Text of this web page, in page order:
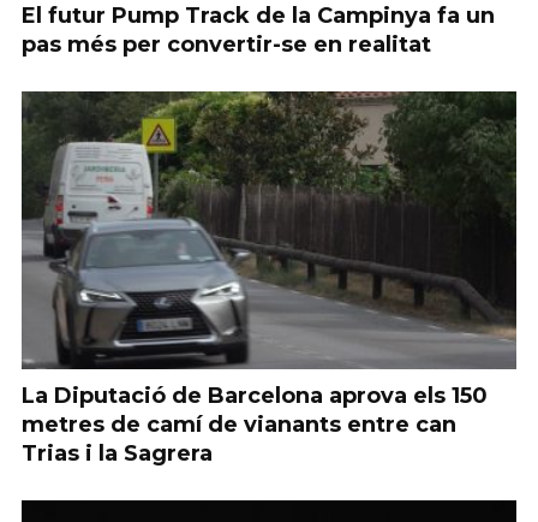
El futur Pump Track de la Campinya fa un
pas més per convertir-se en realitat
La Diputació de Barcelona aprova els 150
metres de camí de vianants entre can
Trias i la Sagrera